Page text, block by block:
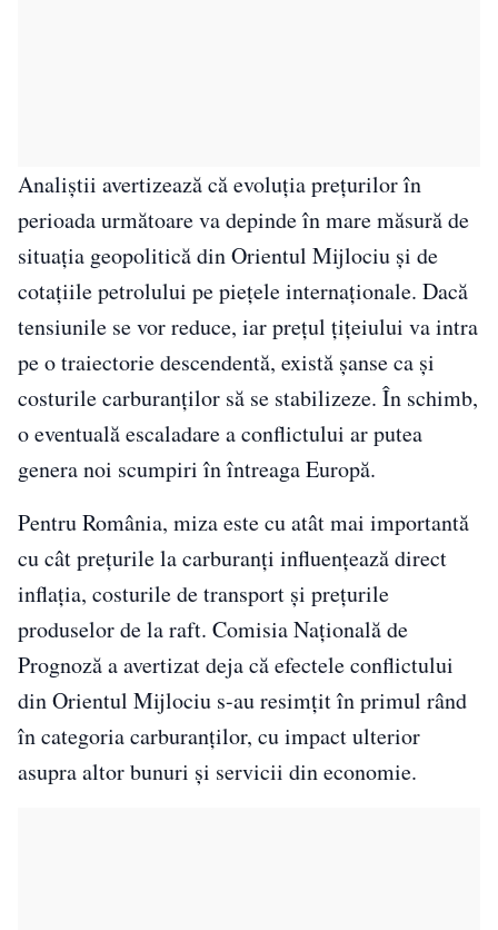
Analiștii avertizează că evoluția prețurilor în
perioada următoare va depinde în mare măsură de
situația geopolitică din Orientul Mijlociu și de
cotațiile petrolului pe piețele internaționale. Dacă
tensiunile se vor reduce, iar prețul țițeiului va intra
pe o traiectorie descendentă, există șanse ca și
costurile carburanților să se stabilizeze. În schimb,
o eventuală escaladare a conflictului ar putea
genera noi scumpiri în întreaga Europă.
Pentru România, miza este cu atât mai importantă
cu cât prețurile la carburanți influențează direct
inflația, costurile de transport și prețurile
produselor de la raft. Comisia Națională de
Prognoză a avertizat deja că efectele conflictului
din Orientul Mijlociu s-au resimțit în primul rând
în categoria carburanților, cu impact ulterior
asupra altor bunuri și servicii din economie.